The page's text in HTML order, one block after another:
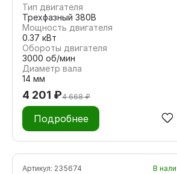
Тип двигателя
Трехфазный 380В
Мощность двигателя
0.37 кВт
Обороты двигателя
3000 об/мин
Диаметр вала
14 мм
4 201 ₽4 668 ₽
Подробнее
Артикул: 235674 В